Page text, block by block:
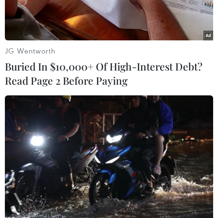
Pha lậ công giúp Ronaldo cán mốc mới. (Nguồn: AP)
Cristiano Ronaldo đã ghi bàn để giúp nhà
đương kim vô địch châu Âu Bồ Đào Nha đánh
bại Nga 1-0 ở lượt trận thứ 2 bảng A
Confederations Cup 2017.
JG Wentworth
Buried In $10,000+ Of High-Interest Debt?
Read Page 2 Before Paying